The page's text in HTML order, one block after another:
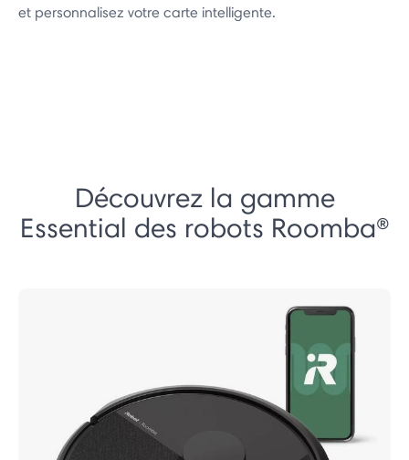
et personnalisez votre carte intelligente.
Découvrez la gamme
Essential des robots Roomba®